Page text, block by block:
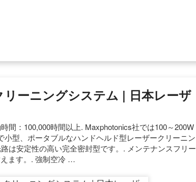
ーニングシステム | 日本レーザ
間：100,000時間以上. Maxphotonics社では100～200W
型、ポータブルなハンドヘルド型レーザークリーニン
は安定性の高い完全密封型です。. メンテナンスフリー
ます。. 強制空冷 …